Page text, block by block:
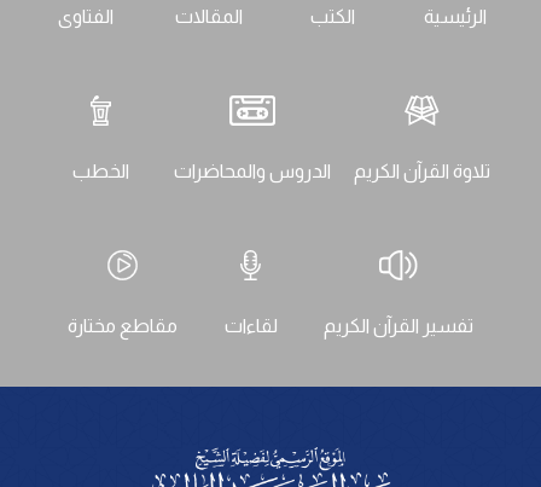
الرئيسية الكتب المقالات الفتاوى
تلاوة القرآن الكريم الدروس والمحاضرات الخطب
تفسير القرآن الكريم لقاءات مقاطع مختارة